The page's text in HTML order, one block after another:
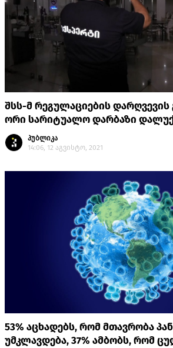
შსს-მ რეგულაციების დარღვევის
ორი სარიტუალო დარბაზი
პუბლიკა
14:06, 12 აგვისტო, 2021
53% აცხადებს, რომ მთავრობა
უმკლავდება, 37% ამბობს, რომ